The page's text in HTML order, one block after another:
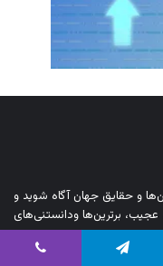
و حقایق جهان آگاه شوید و
برترین‌ها ودانستنی‌های